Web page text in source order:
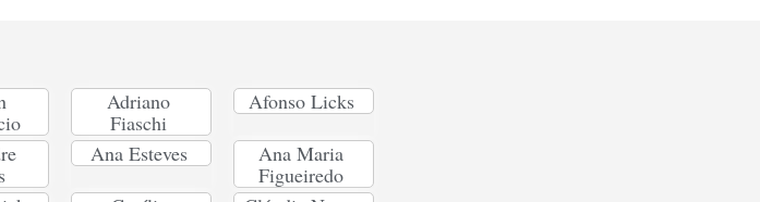
Adriano
Fiaschi
Afonso Licks
Ana Esteves
Ana Maria
Figueiredo